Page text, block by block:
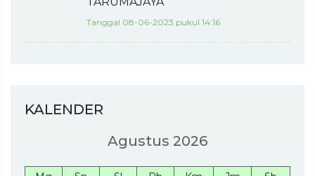
Tanggal 08-06-2023 pukul 14:16
KALENDER
Agustus 2026